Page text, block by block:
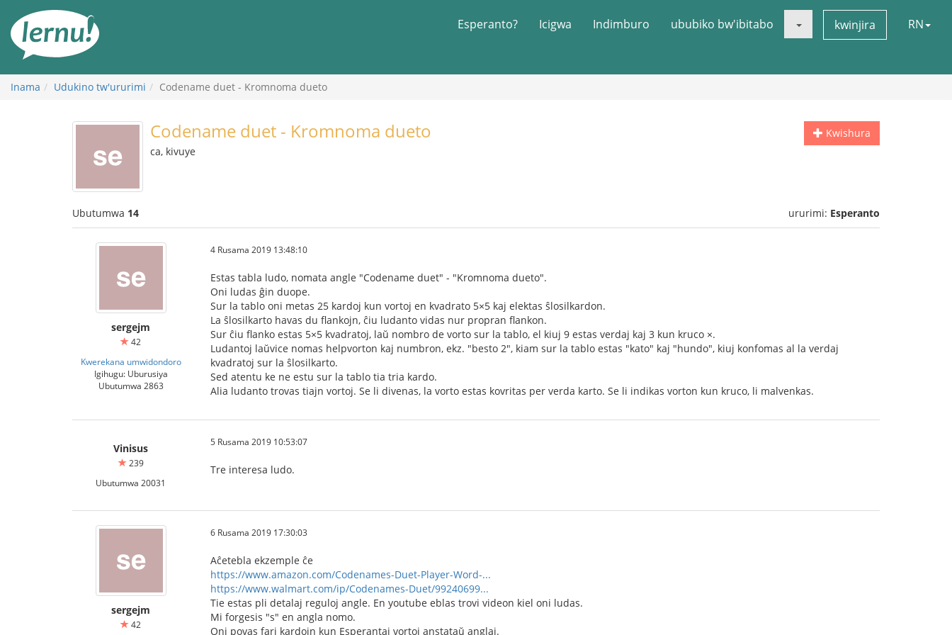
rupapuro
rw'ibirimwo
Esperanto? Icigwa Indimburo ububiko bw'ibitabo kwinjira RN
Inama Udukino tw'ururimi Codename duet - Kromnoma dueto
Kwishura
Codename duet - Kromnoma dueto
ca, kivuye
Ubutumwa 14 ururimi: Esperanto
sergejm
42
Kwerekana umwidondoro
Igihugu: Uburusiya
Ubutumwa 2863
4 Rusama 2019 13:48:10
Estas tabla ludo, nomata angle "Codename duet" - "Kromnoma dueto".
Oni ludas ĝin duope.
Sur la tablo oni metas 25 kardoj kun vortoj en kvadrato 5×5 kaj elektas ŝlosilkardon.
La ŝlosilkarto havas du flankojn, ĉiu ludanto vidas nur propran flankon.
Sur ĉiu flanko estas 5×5 kvadratoj, laŭ nombro de vorto sur la tablo, el kiuj 9 estas verdaj kaj 3 kun kruco ×.
Ludantoj laŭvice nomas helpvorton kaj numbron, ekz. "besto 2", kiam sur la tablo estas "kato" kaj "hundo", kiuj konfomas al la verdaj
kvadratoj sur la ŝlosilkarto.
Sed atentu ke ne estu sur la tablo tia tria kardo.
Alia ludanto trovas tiajn vortoj. Se li divenas, la vorto estas kovritas per verda karto. Se li indikas vorton kun kruco, li malvenkas.
Vinisus
239
Ubutumwa 20031
5 Rusama 2019 10:53:07
Tre interesa ludo.
sergejm
42
6 Rusama 2019 17:30:03
Aĉetebla ekzemple ĉe
https://www.amazon.com/Codenames-Duet-Player-Word-...
https://www.walmart.com/ip/Codenames-Duet/99240699...
Tie estas pli detalaj reguloj angle. En youtube eblas trovi videon kiel oni ludas.
Mi forgesis "s" en angla nomo.
Oni povas fari kardojn kun Esperantaj vortoj anstataŭ anglaj.